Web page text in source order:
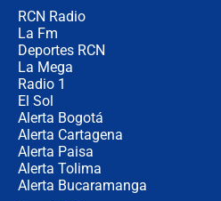
RCN Radio
La Fm
Deportes RCN
La Mega
Radio 1
El Sol
Alerta Bogotá
Alerta Cartagena
Alerta Paisa
Alerta Tolima
Alerta Bucaramanga